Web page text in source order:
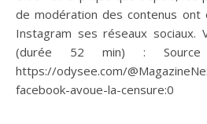
de modération des contenus ont
Instagram ses réseaux sociaux.
(durée 52 min) :
https://odysee.com/
facebook-avoue-la-censure:0